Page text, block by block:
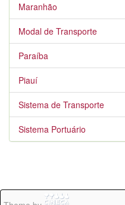
Maranhão
Modal de Transporte
Paraíba
Piauí
Sistema de Transporte
Sistema Portuário